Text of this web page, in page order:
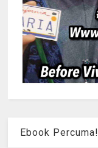
Ebook Percuma!